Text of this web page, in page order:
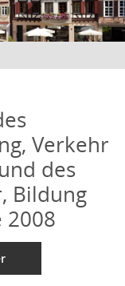
Verkehr
des
Bildung
2008